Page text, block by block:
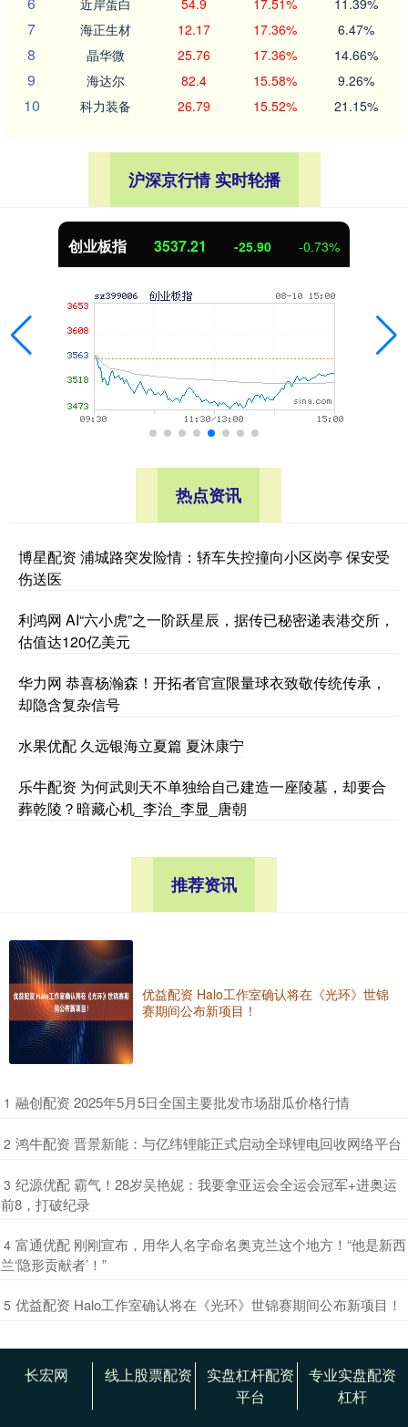
7 海正生材 12.17 17.36% 6.47%
8 晶华微 25.76 17.36% 14.66%
9 海达尔 82.4 15.58% 9.26%
10 科力装备 26.79 15.52% 21.15%
沪深京行情 实时轮播
创业板指 3537.21 -25.90 -0.73%
热点资讯
博星配资 浦城路突发险情：轿车失控撞向小区岗亭 保安受
伤送医
利鸿网 AI“六小虎”之一阶跃星辰，据传已秘密递表港交所，
估值达120亿美元
华力网 恭喜杨瀚森！开拓者官宣限量球衣致敬传统传承，
却隐含复杂信号
水果优配 久远银海立夏篇 夏沐康宁
乐牛配资 为何武则天不单独给自己建造一座陵墓，却要合
葬乾陵？暗藏心机_李治_李显_唐朝
推荐资讯
优益配资 Halo工作室确认将在《光环》世锦
赛期间公布新项目！
1 ​融创配资 2025年5月5日全国主要批发市场甜瓜价格行情
2 ​鸿牛配资 晋景新能：与亿纬锂能正式启动全球锂电回收网络平台
3 ​纪源优配 霸气！28岁吴艳妮：我要拿亚运会全运会冠军+进奥运
前8，打破纪录
4 ​富通优配 刚刚宣布，用华人名字命名奥克兰这个地方！“他是新西
兰‘隐形贡献者’！”
5 ​优益配资 Halo工作室确认将在《光环》世锦赛期间公布新项目！
长宏网 线上股票配资
实盘杠杆配资
平台
专业实盘配资
杠杆